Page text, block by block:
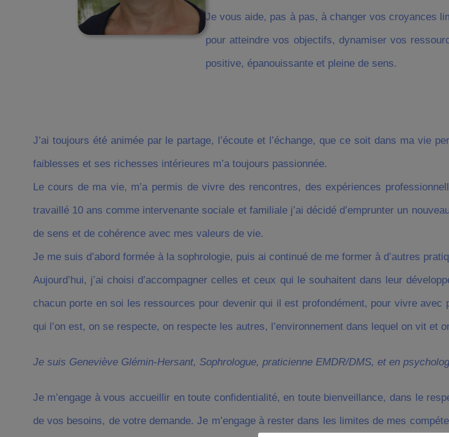
Je vous aide, pas à pas, à changer vos croyances
pour atteindre vos objectifs, dynamiser vos
positive, épanouissante et pleine de sens.
J’ai toujours été animée par le partage, l’écoute et l’échange, que ce soit dans ma vie
faiblesses et ses richesses intérieures m’a toujours passionnée.
Le cours de ma vie, m’a permis de vivre des rencontres, des expériences
travaillé 10 ans comme intervenante sociale et familiale j’ai décidé d’emprunter un
de sens et de cohérence avec mes valeurs de vie.
Je me suis d’abord formée à la sophrologie, puis ai continué de me former à d’autres
Aujourd’hui, j’ai choisi d’accompagner celles et ceux qui le souhaitent dans leur
chacun porte en soi les ressources pour devenir qui il est profondément, pour vivre avec
qui l’on est, on se respecte, on respecte les autres, l’environnement dans lequel on vit et
Je suis Geneviève Glémin-Hersant, Sophrologue, praticienne EMDR/DMS, et en
Je m’engage à vous accueillir en toute confidentialité, en toute bienveillance, dans le
de vos besoins, de votre demande. Je m’engage à rester dans les limites de mes